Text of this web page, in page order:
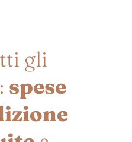
gli
spese